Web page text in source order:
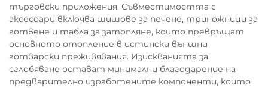
търговски приложения. Съвместимостта с
аксесоари включва шишове за печене, триножници за
готвене и табла за затопляне, които превръщат
основното отопление в истински външни
готварски преживявания. Изискванията за
сглобяване остават минимални благодарение на
предварително изработените компоненти, които